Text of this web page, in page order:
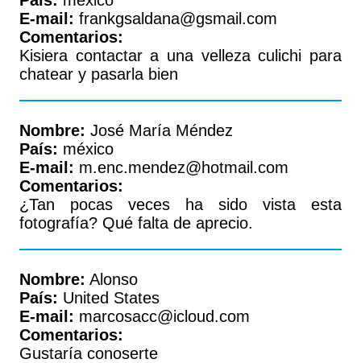
E-mail: frankgsaldana@gsmail.com
Comentarios:
Kisiera contactar a una velleza culichi para
chatear y pasarla bien
Nombre: José María Méndez
País: méxico
E-mail: m.enc.mendez@hotmail.com
Comentarios:
¿Tan pocas veces ha sido vista esta
fotografía? Qué falta de aprecio.
Nombre: Alonso
País: United States
E-mail: marcosacc@icloud.com
Comentarios:
Gustaría conoserte